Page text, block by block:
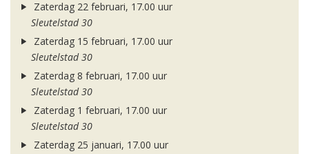
Zaterdag 22 februari, 17.00 uur
Sleutelstad 30
Zaterdag 15 februari, 17.00 uur
Sleutelstad 30
Zaterdag 8 februari, 17.00 uur
Sleutelstad 30
Zaterdag 1 februari, 17.00 uur
Sleutelstad 30
Zaterdag 25 januari, 17.00 uur